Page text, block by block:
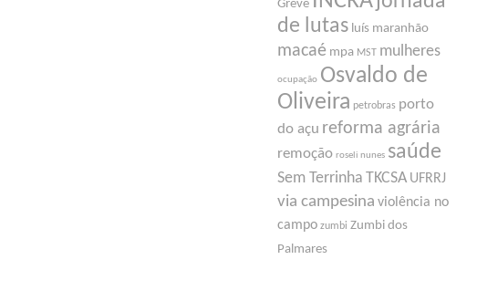
Greve
de lutas luís maranhão
macaé mpa MST mulheres
ocupação Osvaldo de
Oliveira petrobras porto
do açu reforma agrária
remoção roseli nunes saúde
Sem Terrinha TKCSA UFRRJ
via campesina violência no
campo zumbi Zumbi dos
Palmares